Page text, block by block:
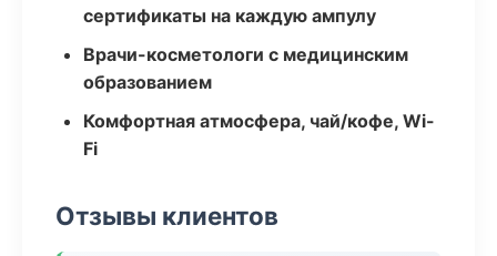
сертификаты на каждую ампулу
Врачи-косметологи с медицинским
образованием
Комфортная атмосфера, чай/кофе, Wi-
Fi
Отзывы клиентов